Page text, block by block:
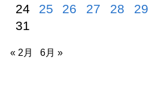
24
25 26 27 28 29
31
« 2月 6月 »